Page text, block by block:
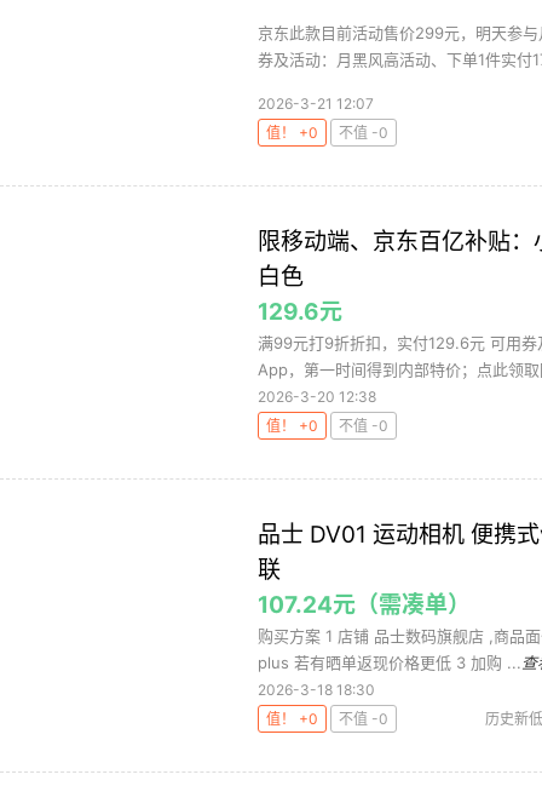
京东此款目前活动售价299元，明天参
券及活动：月黑风高活动、下单1件实付
2026-3-21 12:07
值！ +0
不值 -0
限移动端、京东百亿补贴
白色
129.6元
满99元打9折折扣，实付129.6元 可用
App，第一时间得到内部特价；点此领
2026-3-20 12:38
值！ +0
不值 -0
品士 DV01 运动相机 便携
联
107.24元（需凑单）
购买方案 1 店铺 品士数码旗舰店 ,商品
plus 若有晒单返现价格更低 3 加购 ...
2026-3-18 18:30
值！ +0
不值 -0
历史新低